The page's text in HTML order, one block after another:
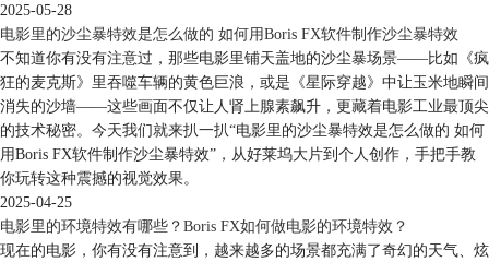
2025-05-28
电影里的沙尘暴特效是怎么做的 如何用Boris FX软件制作沙尘暴特效
不知道你有没有注意过，那些电影里铺天盖地的沙尘暴场景——比如《疯
狂的麦克斯》里吞噬车辆的黄色巨浪，或是《星际穿越》中让玉米地瞬间
消失的沙墙——这些画面不仅让人肾上腺素飙升，更藏着电影工业最顶尖
的技术秘密。今天我们就来扒一扒“电影里的沙尘暴特效是怎么做的 如何
用Boris FX软件制作沙尘暴特效”，从好莱坞大片到个人创作，手把手教
你玩转这种震撼的视觉效果。
2025-04-25
电影里的环境特效有哪些？Boris FX如何做电影的环境特效？
现在的电影，你有没有注意到，越来越多的场景都充满了奇幻的天气、炫